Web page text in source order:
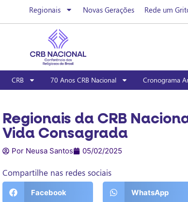
Regionais Novas Gerações Rede um
CRB 70 Anos CRB Nacional Cronograma
Regionais da CRB
Vida Consagrada
Por Neusa Santos 05/02/2025
Compartilhe nas redes sociais
Facebook WhatsApp